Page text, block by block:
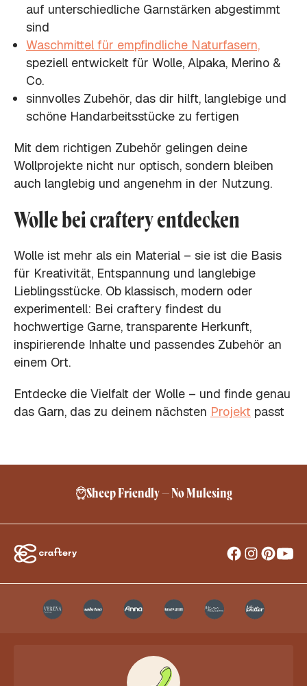
auf unterschiedliche Garnstärken abgestimmt
sind
Waschmittel für empfindliche Naturfasern,
speziell entwickelt für Wolle, Alpaka, Merino &
Co.
sinnvolles Zubehör, das dir hilft, langlebige und
schöne Handarbeitsstücke zu fertigen
Mit dem richtigen Zubehör gelingen deine
Wollprojekte nicht nur optisch, sondern bleiben
auch langlebig und angenehm in der Nutzung.
Wolle bei craftery entdecken
Wolle ist mehr als ein Material – sie ist die Basis
für Kreativität, Entspannung und langlebige
Lieblingsstücke. Ob klassisch, modern oder
experimentell: Bei craftery findest du
hochwertige Garne, transparente Herkunft,
inspirierende Inhalte und passendes Zubehör an
einem Ort.
Entdecke die Vielfalt der Wolle – und finde genau
das Garn, das zu deinem nächsten Projekt passt
Sheep Friendly – No Mulesing